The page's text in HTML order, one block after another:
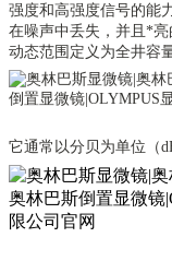
强度和高强度信号的能
在噪声中丢失，并且*亮
动态范围定义为全井容
它通常以分贝为单位（